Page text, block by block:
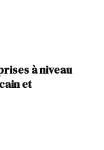
à niveau
et